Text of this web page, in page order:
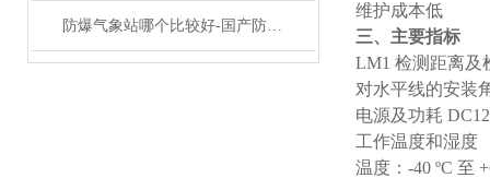
防爆气象站哪个比较好-国产防爆气象站厂家-有ct6证书
维护成本低
三、主要指标
LM1 检测距离及
对水平线的安装
电源及功耗
工作温度和湿度
温度：-40 ºC 至